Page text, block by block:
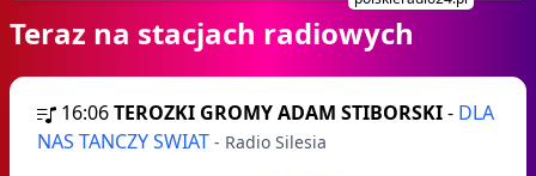
Teraz na stacjach radiowych
16:06TEROZKI GROMY ADAM STIBORSKI- DLA
NAS TANCZY SWIAT - Radio Silesia